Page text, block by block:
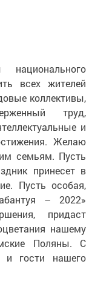
всех жителей
коллективы,
труд,
и
Желаю
семьям. Пусть
принесет в
Пусть особая,
– 2022»
придаст
нашему
Поляны. С
и гости нашего